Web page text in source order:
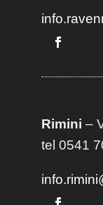
Rimini –
tel 0541